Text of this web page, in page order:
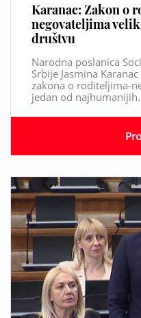
Karanac: Zakon o
negovateljima
društvu
Narodna poslanica
Srbije Jasmina
zakona o roditeljima-
jedan od